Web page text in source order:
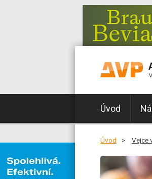
Úvod
Úvod Vejce